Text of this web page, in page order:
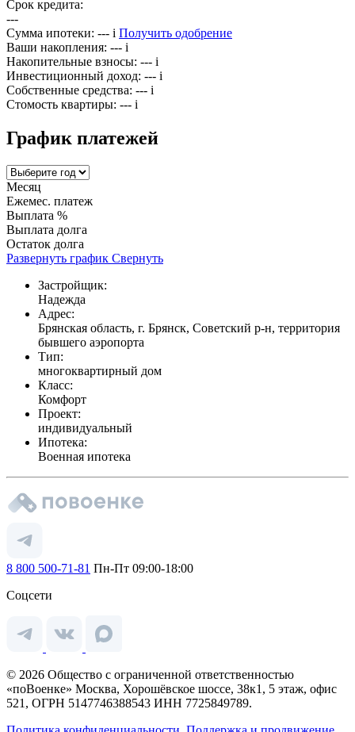
Срок кредита:
---
Сумма ипотеки: --- i Получить одобрение
Ваши накопления: --- i
Накопительные взносы: --- i
Инвестиционный доход: --- i
Собственные средства: --- i
Стомость квартиры: --- i
График платежей
Месяц
Ежемес. платеж
Выплата %
Выплата долга
Остаток долга
Развернуть график Свернуть
Застройщик:
Надежда
Адрес:
Брянская область, г. Брянск, Советский р-н, территория
бывшего аэропорта
Тип:
многоквартирный дом
Класс:
Комфорт
Проект:
индивидуальный
Ипотека:
Военная ипотека
8 800 500-71-81 Пн-Пт 09:00-18:00
Соцсети
© 2026 Общество с ограниченной ответственностью
«поВоенке» Москва, Хорошёвское шоссе, 38к1, 5 этаж, офис
521, ОГРН 5147746388543 ИНН 7725849789.